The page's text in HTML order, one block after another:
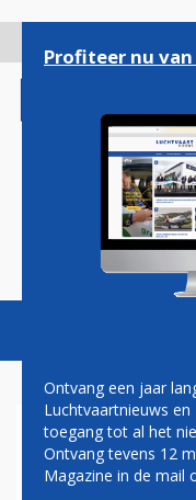
gaan
Magazine
787M
Profiteer nu
Ontvang een jaar
Luchtvaartnieuws
toegang tot al het
Ontvang tevens 12
Magazine in de mail